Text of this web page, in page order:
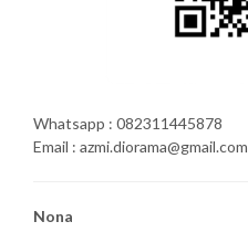
Whatsapp : 082311445878
Email : azmi.diorama@gmail.com
Nona